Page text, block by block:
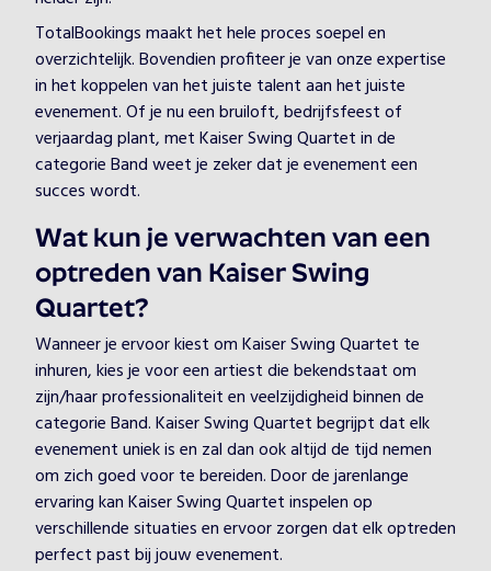
TotalBookings maakt het hele proces soepel en
overzichtelijk. Bovendien profiteer je van onze expertise
in het koppelen van het juiste talent aan het juiste
evenement. Of je nu een bruiloft, bedrijfsfeest of
verjaardag plant, met Kaiser Swing Quartet in de
categorie Band weet je zeker dat je evenement een
succes wordt.
Wat kun je verwachten van een
optreden van Kaiser Swing
Quartet?
Wanneer je ervoor kiest om Kaiser Swing Quartet te
inhuren, kies je voor een artiest die bekendstaat om
zijn/haar professionaliteit en veelzijdigheid binnen de
categorie Band. Kaiser Swing Quartet begrijpt dat elk
evenement uniek is en zal dan ook altijd de tijd nemen
om zich goed voor te bereiden. Door de jarenlange
ervaring kan Kaiser Swing Quartet inspelen op
verschillende situaties en ervoor zorgen dat elk optreden
perfect past bij jouw evenement.